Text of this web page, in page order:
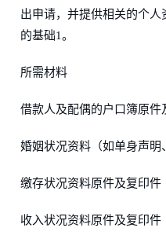
出申请，并提供相关的个
的基础1。
所需材料
借款人及配偶的户口簿原件
婚姻状况资料（如单身声明
缴存状况资料原件及复印件
收入状况资料原件及复印件